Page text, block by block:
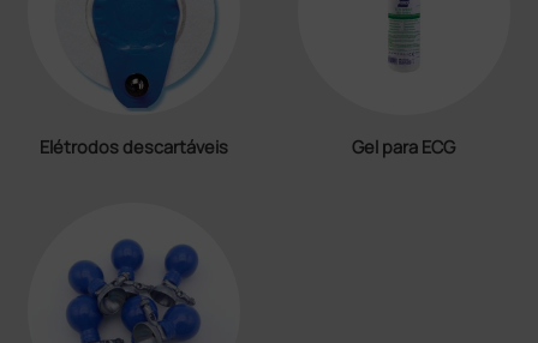
Elétrodos descartáveis Gel para ECG